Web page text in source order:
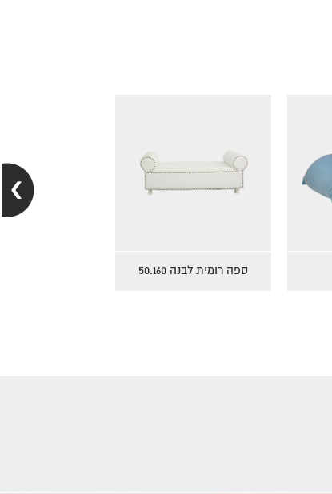
פוף לייקרה